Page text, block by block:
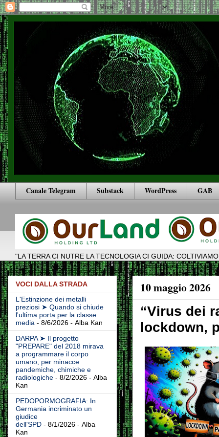
Canale Telegram Substack WordPress GAB
"LA TERRA CI NUTRE LA TECNOLOGIA CI GUIDA:
10 maggio 2026
“Virus dei
lockdown,
VOCI DALLA STRADA
L'Estinzione dei metalli
preziosi ➤ Quando si chiude
l'ultima porta per la classe
media - 8/6/2026 - Alba Kan
DARPA ➤ Il progetto
"PREPARE" del 2018 mirava
a programmare il corpo
umano, per minacce
pandemiche, chimiche e
radiologiche - 8/2/2026 - Alba
Kan
PEDOPORMOGRAFIA: In
Germania incriminato un
giudice
dell'SPD - 8/1/2026 - Alba
Kan